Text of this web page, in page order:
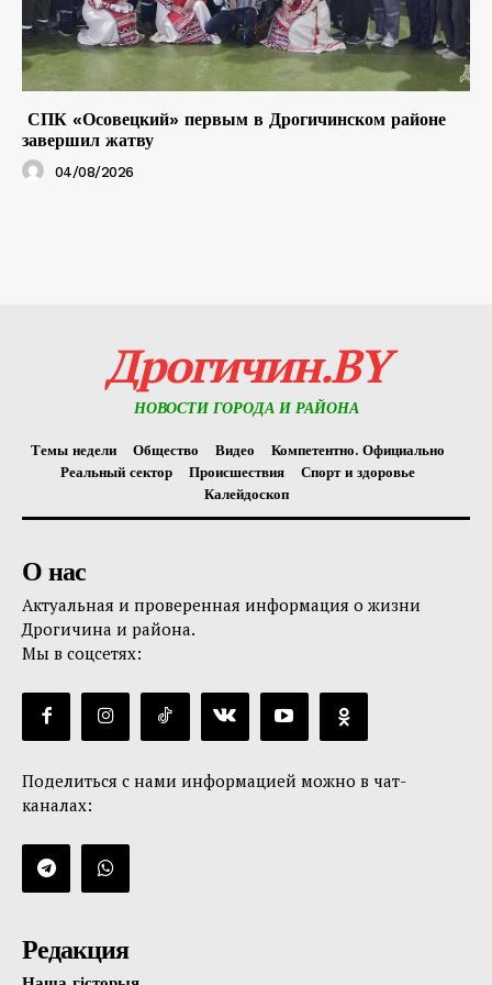
СПК «Осовецкий» первым в Дрогичинском районе
завершил жатву
04/08/2026
Дрогичин.BY
НОВОСТИ ГОРОДА И РАЙОНА
Темы недели Общество Видео
Компетентно. Официально
Реальный сектор
Происшествия
Спорт и здоровье
Калейдоскоп
О нас
Актуальная и проверенная информация о жизни
Дрогичина и района.
Мы в соцсетях:
Поделиться с нами информацией можно в чат-
каналах:
Редакция